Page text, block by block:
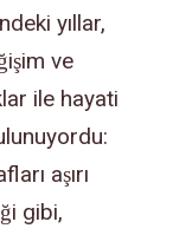
yıllar,
ve
ile hayati
aşırı
gibi,